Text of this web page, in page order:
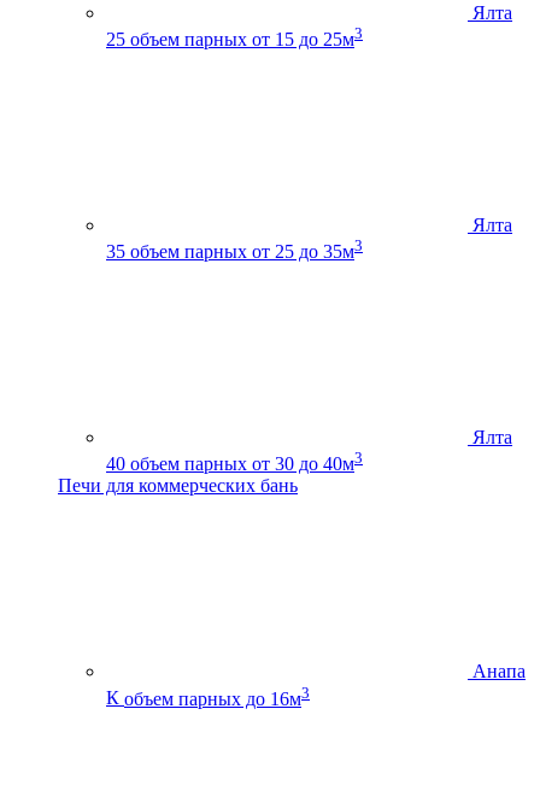
Ялта
25 объем парных от 15 до 25м3
Ялта
35 объем парных от 25 до 35м3
Ялта
40 объем парных от 30 до 40м3
Печи для коммерческих бань
Анапа
К объем парных до 16м3